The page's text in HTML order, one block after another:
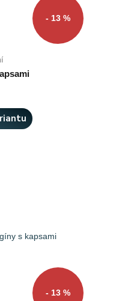
- 13 %
- 13 %